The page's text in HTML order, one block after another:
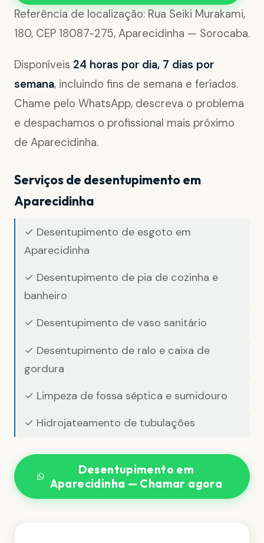
Referência de localização: Rua Seiki Murakami,
180, CEP 18087-275, Aparecidinha — Sorocaba.
Disponíveis 24 horas por dia, 7 dias por
semana, incluindo fins de semana e feriados.
Chame pelo WhatsApp, descreva o problema
e despachamos o profissional mais próximo
de Aparecidinha.
Serviços de desentupimento em
Aparecidinha
✓ Desentupimento de esgoto em
Aparecidinha
✓ Desentupimento de pia de cozinha e
banheiro
✓ Desentupimento de vaso sanitário
✓ Desentupimento de ralo e caixa de
gordura
✓ Limpeza de fossa séptica e sumidouro
✓ Hidrojateamento de tubulações
Desentupimento em
Aparecidinha — Chamar agora